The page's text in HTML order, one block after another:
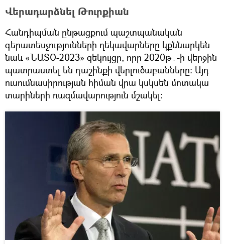
Վերադարձնել Թուրքիան
Հանդիպման ընթացքում պաշտպանական
գերատեսչությունների ղեկավարները կքննարկեն
նաև «ՆԱՏՕ-2023» զեկույցը, որը 2020թ․-ի վերջին
պատրաստել են դաշինքի վերլուծաբանները։ Այդ
ուսումնասիրության հիման վրա կսկսեն մոտակա
տարիների ռազմավարություն մշակել։